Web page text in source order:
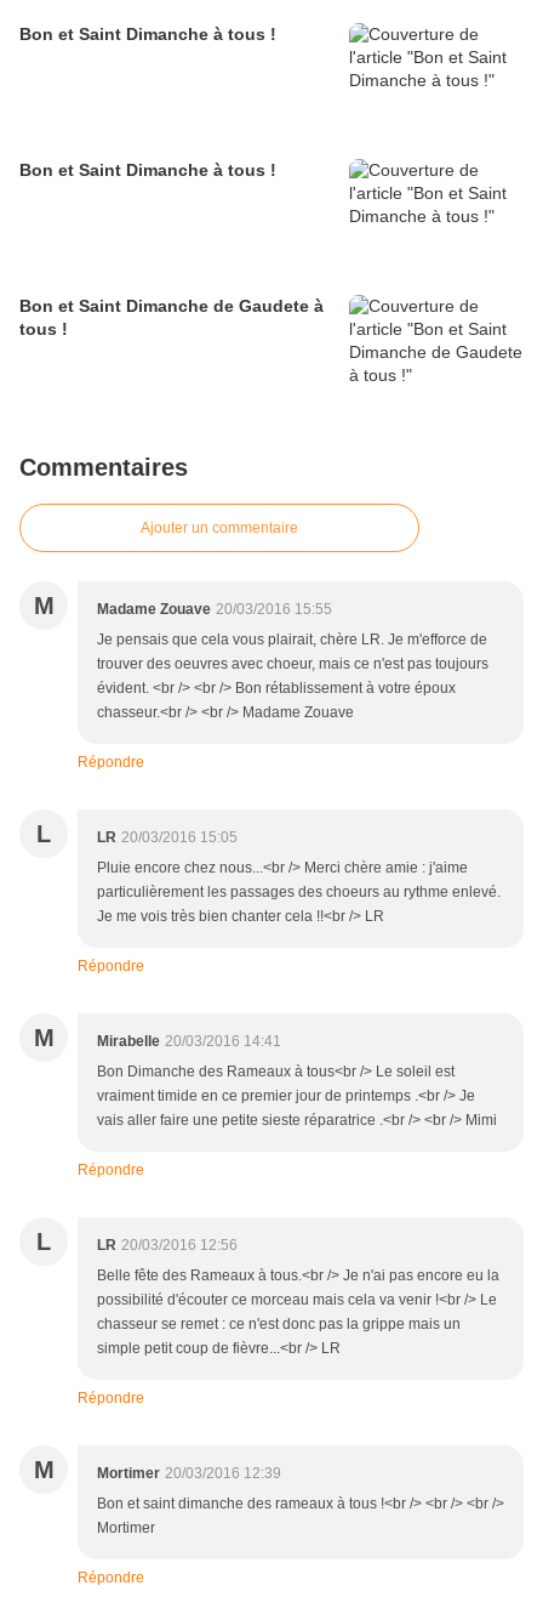
Bon et Saint Dimanche à tous !
Bon et Saint Dimanche à tous !
Bon et Saint Dimanche de Gaudete à
tous !
Commentaires
Ajouter un commentaire
M Madame Zouave 20/03/2016 15:55
Je pensais que cela vous plairait, chère LR. Je m'efforce de
trouver des oeuvres avec choeur, mais ce n'est pas toujours
évident. <br /> <br /> Bon rétablissement à votre époux
chasseur.<br /> <br /> Madame Zouave
Répondre
L LR 20/03/2016 15:05
Pluie encore chez nous...<br /> Merci chère amie : j'aime
particulièrement les passages des choeurs au rythme enlevé.
Je me vois très bien chanter cela !!<br /> LR
Répondre
M Mirabelle 20/03/2016 14:41
Bon Dimanche des Rameaux à tous<br /> Le soleil est
vraiment timide en ce premier jour de printemps .<br /> Je
vais aller faire une petite sieste réparatrice .<br /> <br /> Mimi
Répondre
L LR 20/03/2016 12:56
Belle fête des Rameaux à tous.<br /> Je n'ai pas encore eu la
possibilité d'écouter ce morceau mais cela va venir !<br /> Le
chasseur se remet : ce n'est donc pas la grippe mais un
simple petit coup de fièvre...<br /> LR
Répondre
M Mortimer 20/03/2016 12:39
Bon et saint dimanche des rameaux à tous !<br /> <br /> <br />
Mortimer
Répondre